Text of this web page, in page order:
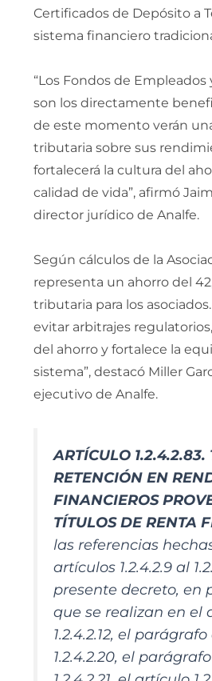
Certificados de Depósito a
sistema financiero
“Los Fondos de Empleados
son los directamente
de este momento verán
tributaria sobre sus
fortalecerá la cultura del
calidad de vida”, afirmó
director jurídico de Analfe.
Según cálculos de la
representa un ahorro del
tributaria para los
evitar arbitrajes
del ahorro y fortalece la
sistema”, destacó Miller
ejecutivo de Analfe.
ARTÍCULO 1.2.4.2.83.
RETENCIÓN EN
FINANCIEROS
TÍTULOS DE RENTA
las referencias
artículos 1.2.4.2.9 al
presente decreto, en
que se realizan en el
1.2.4.2.12, el
1.2.4.2.20, el